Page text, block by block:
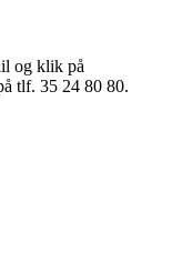
og klik på
tlf. 35 24 80 80.